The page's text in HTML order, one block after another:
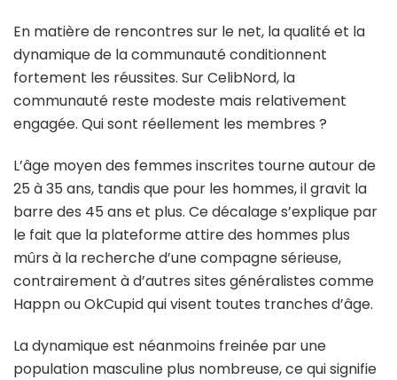
En matière de rencontres sur le net, la qualité et la
dynamique de la communauté conditionnent
fortement les réussites. Sur CelibNord, la
communauté reste modeste mais relativement
engagée. Qui sont réellement les membres ?
L’âge moyen des femmes inscrites tourne autour de
25 à 35 ans, tandis que pour les hommes, il gravit la
barre des 45 ans et plus. Ce décalage s’explique par
le fait que la plateforme attire des hommes plus
mûrs à la recherche d’une compagne sérieuse,
contrairement à d’autres sites généralistes comme
Happn ou OkCupid qui visent toutes tranches d’âge.
La dynamique est néanmoins freinée par une
population masculine plus nombreuse, ce qui signifie